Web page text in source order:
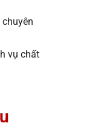
vụ chất